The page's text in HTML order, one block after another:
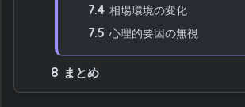
7.4 相場環境の変化
7.5 心理的要因の無視
8 まとめ